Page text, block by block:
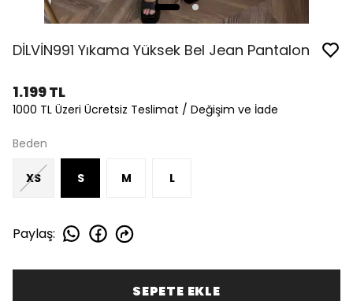
DİLVİN991 Yıkama Yüksek Bel Jean Pantalon
1.199 TL
1000 TL Üzeri Ücretsiz Teslimat / Değişim ve İade
Beden
XS S M L
Paylaş:
SEPETE EKLE